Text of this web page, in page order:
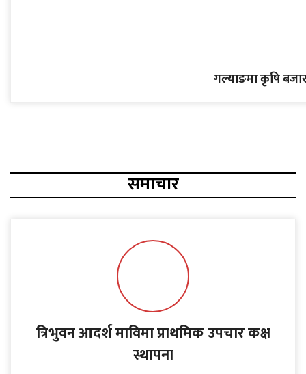
गल्याङमा कृषि
समाचार
त्रिभुवन आदर्श माविमा प्राथमिक उपचार कक्ष
स्थापना